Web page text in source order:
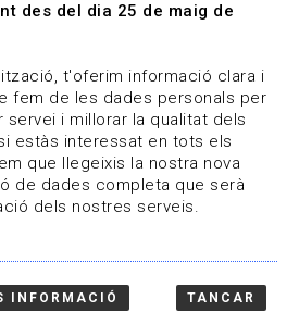
des del dia 25 de maig de
t'oferim informació clara i
fem de les dades personals per
servei i millorar la qualitat dels
estàs interessat en tots els
que llegeixis la nostra nova
de dades completa que serà
dels nostres serveis.
INFORMACIÓ TANCAR